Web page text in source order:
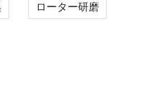
ローター研磨